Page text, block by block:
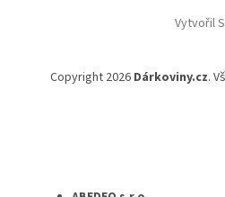
Vytvořil
Copyright 2026 Dárkoviny.cz.